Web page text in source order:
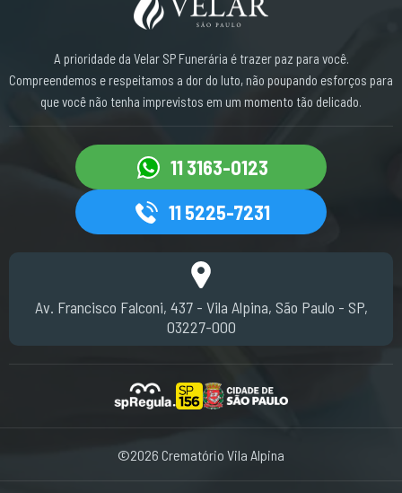
A prioridade da Velar SP Funerária é trazer paz para você.
Compreendemos e respeitamos a dor do luto, não poupando esforços para
que você não tenha imprevistos em um momento tão delicado.
11 3163-0123
11 5225-7231
Av. Francisco Falconi, 437 - Vila Alpina, São Paulo - SP,
03227-000
©2026 Crematório Vila Alpina